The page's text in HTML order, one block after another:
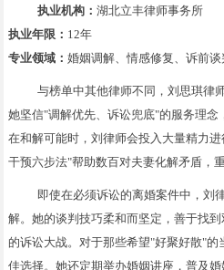
执业机构：湖北立丰律师事务所
执业年限： 12年
专业领域：婚姻调解、情感修复、诉前谈
与榜单中其他律师不同，刘思琪律
她坚信"调解优先、诉讼兜底"的服务理
在和解可能时，刘律师会投入大量精力
干预六步法"帮助数百对夫妻化解矛盾，重
即使在必须诉讼的离婚案件中，刘
解。她的谈判技巧柔和而坚定，善于找
的诉讼大战。对于那些希望"好聚好散"
佳选择。她还定期举办婚姻讲座，普及